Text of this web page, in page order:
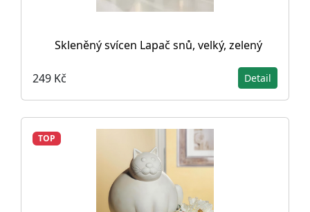
Skleněný svícen Lapač snů, velký, zelený
249 Kč Detail
TOP